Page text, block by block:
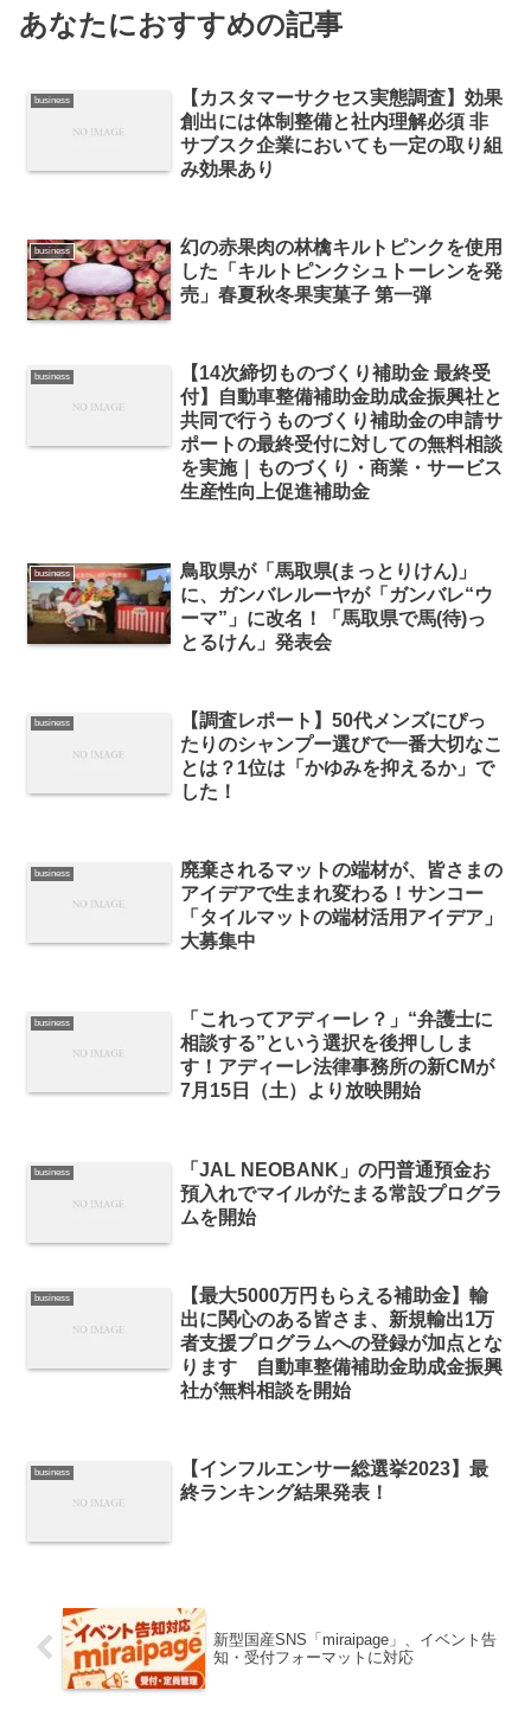
あなたにおすすめの記事
business
【カスタマーサクセス実態調査】効果
創出には体制整備と社内理解必須 非
サブスク企業においても一定の取り組
み効果あり
business
幻の赤果肉の林檎キルトピンクを使用
した「キルトピンクシュトーレンを発
売」春夏秋冬果実菓子 第一弾
business
【14次締切ものづくり補助金 最終受
付】自動車整備補助金助成金振興社と
共同で行うものづくり補助金の申請サ
ポートの最終受付に対しての無料相談
を実施｜ものづくり・商業・サービス
生産性向上促進補助金
business
鳥取県が「馬取県(まっとりけん)」
に、ガンバレルーヤが「ガンバレ“ウ
ーマ”」に改名！「馬取県で馬(待)っ
とるけん」発表会
business
【調査レポート】50代メンズにぴっ
たりのシャンプー選びで一番大切なこ
とは？1位は「かゆみを抑えるか」で
した！
business
廃棄されるマットの端材が、皆さまの
アイデアで生まれ変わる！サンコー
「タイルマットの端材活用アイデア」
大募集中
business
「これってアディーレ？」“弁護士に
相談する”という選択を後押ししま
す！アディーレ法律事務所の新CMが
7月15日（土）より放映開始
business
「JAL NEOBANK」の円普通預金お
預入れでマイルがたまる常設プログラ
ムを開始
business
【最大5000万円もらえる補助金】輸
出に関心のある皆さま、新規輸出1万
者支援プログラムへの登録が加点とな
ります 自動車整備補助金助成金振興
社が無料相談を開始
business
【インフルエンサー総選挙2023】最
終ランキング結果発表！
新型国産SNS「miraipage」、イベント告
知・受付フォーマットに対応